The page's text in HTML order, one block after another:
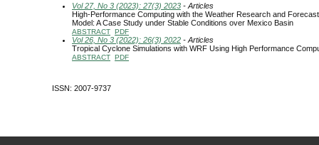
Vol 27, No 3 (2023): 27(3) 2023 - Articles
High-Performance Computing with the Weather Research and
Model: A Case Study under Stable Conditions over Mexico Basin
ABSTRACT PDF
Vol 26, No 3 (2022): 26(3) 2022 - Articles
Tropical Cyclone Simulations with WRF Using High Performance
ABSTRACT PDF
ISSN: 2007-9737